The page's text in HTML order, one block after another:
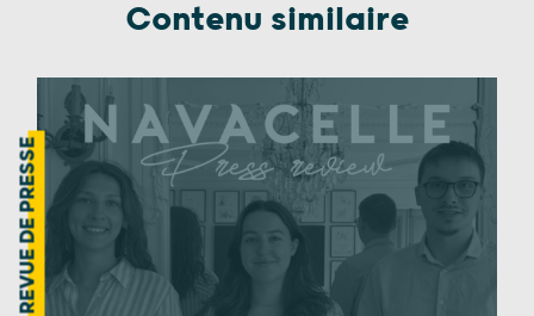
Contenu similaire
REVUE DE PRESSE